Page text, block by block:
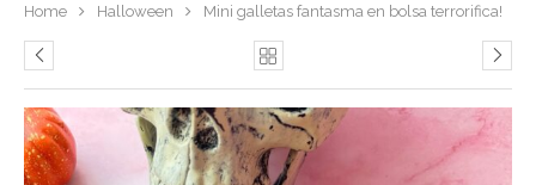
Home Halloween Mini galletas fantasma en bolsa terrorifica!